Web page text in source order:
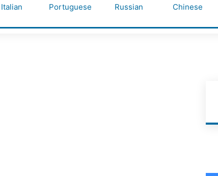
Italian Portuguese Russian Chinese